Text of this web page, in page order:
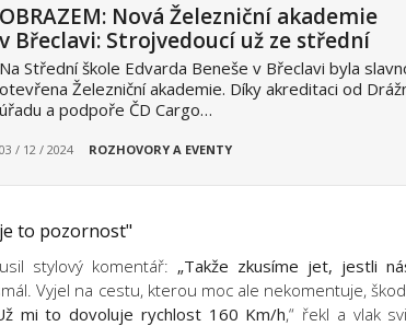
OBRAZEM: Nová Železniční akademie
v Břeclavi: Strojvedoucí už ze střední
Na Střední škole Edvarda Beneše v Břeclavi byla
otevřena Železniční akademie. Díky akreditaci od
úřadu a podpoře ČD Cargo…
03 / 12 / 2024 ROZHOVORY A EVENTY
to pozornost"
stylový komentář: „Takže zkusíme jet, jestli
Vyjel na cestu, kterou moc ale nekomentuje,
mi to dovoluje rychlost 160 Km/h,“ řekl a vlak